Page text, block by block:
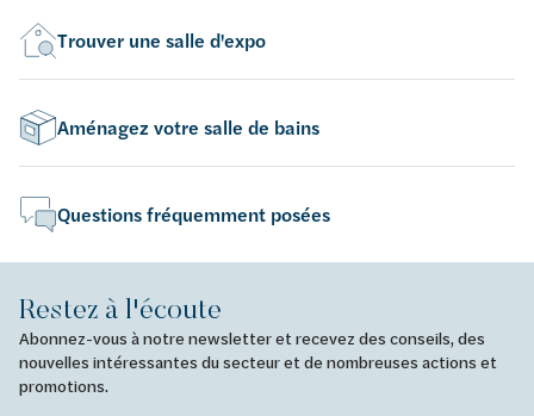
Trouver une salle d'expo
Aménagez votre salle de bains
Questions fréquemment posées
Restez à l'écoute
Abonnez-vous à notre newsletter et recevez des conseils, des
nouvelles intéressantes du secteur et de nombreuses actions et
promotions.